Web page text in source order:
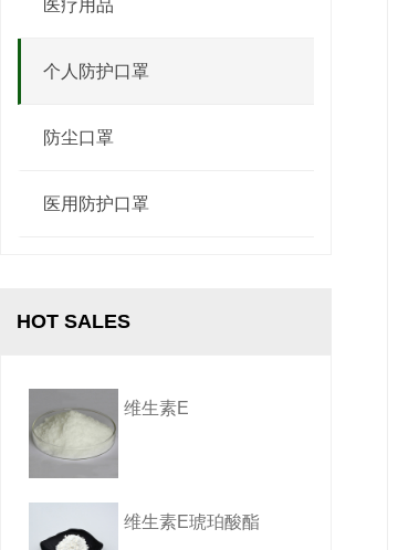
医疗用品
个人防护口罩
防尘口罩
医用防护口罩
HOT SALES
甜菜碱
维生素E
维生素E琥珀酸酯